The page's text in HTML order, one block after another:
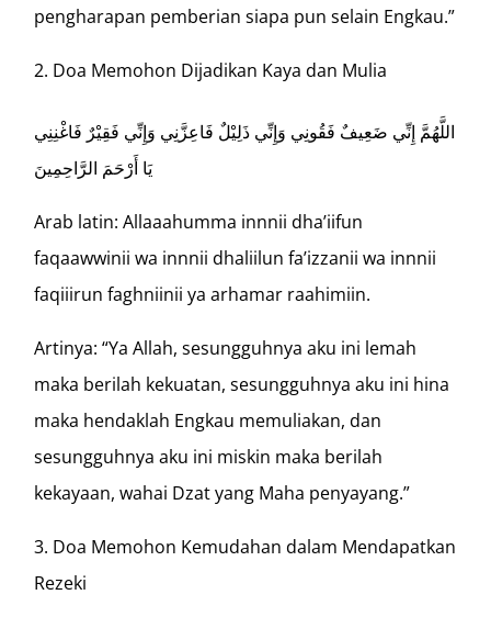
pengharapan pemberian siapa pun selain Engkau.”
Doa Memohon Dijadikan Kaya dan Mulia
اللَّهُمَّ إِنِّي ضَعِيفٌ فَقُونِي وَإِنِّي ذَلِيْلٌ فَاعِزَّنِي وَإِنِّي فَقِيْرٌ فَاغْنِنِي
يَا أَرْحَمَ الرَّاحِمِينَ
Arab latin: Allaaahumma innnii dha’iifun
faqaawwinii wa innnii dhaliilun fa’izzanii wa innnii
faqiiirun faghniinii ya arhamar raahimiin.
Artinya: “Ya Allah, sesungguhnya aku ini lemah
maka berilah kekuatan, sesungguhnya aku ini hina
maka hendaklah Engkau memuliakan, dan
sesungguhnya aku ini miskin maka berilah
kekayaan, wahai Dzat yang Maha penyayang.”
Doa Memohon Kemudahan dalam Mendapatkan
Rezeki